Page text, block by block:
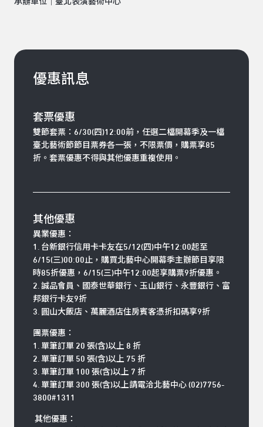
優惠訊息
套票優惠
雙節套票： 6/30(四)12:00前，任選二檔開幕季及一檔
臺北藝術節節目票券各一張，不限票價，購票享85
折。套票優惠不得與其他優惠重複使用。
其他優惠
異業優惠：
1. 台新銀行信用卡卡友在5/12(四)中午12:00起至
6/15(三)00:00止，購買北藝中心開幕季主辦節目享限
時85折優惠，6/15(三)中午12:00起享購票9折優惠。
2. 誠品會員、國泰世華銀行、玉山銀行、永豐銀行、富
邦銀行卡友9折
3. 圓山大飯店、萬麗酒店住房賓客憑折扣碼享9折
團票優惠：
1. 單筆訂單 20 張(含)以上 8 折
2. 單筆訂單 50 張(含)以上 75 折
3. 單筆訂單 100 張(含)以上 7 折
4. 單筆訂單 300 張(含)以上請電洽北藝中心 (02)7756-
3800#1311
其他優惠：